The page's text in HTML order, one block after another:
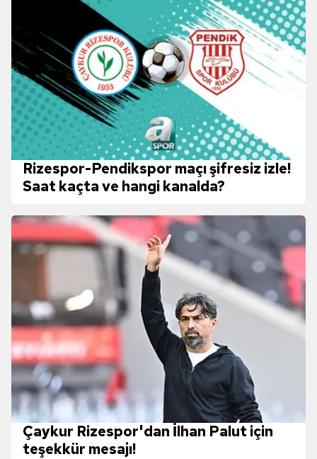
Rizespor-Pendikspor maçı şifresiz izle!
Saat kaçta ve hangi kanalda?
Çaykur Rizespor'dan İlhan Palut için
teşekkür mesajı!